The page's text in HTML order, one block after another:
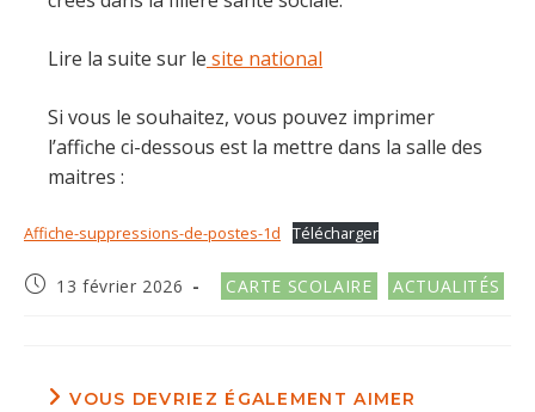
Lire la suite sur le site national
Si vous le souhaitez, vous pouvez imprimer
l’affiche ci-dessous est la mettre dans la salle des
maitres :
Affiche-suppressions-de-postes-1d Télécharger
Publication
13 février 2026
Post
category:
CARTE SCOLAIRE ACTUALITÉS
VOUS DEVRIEZ ÉGALEMENT AIMER